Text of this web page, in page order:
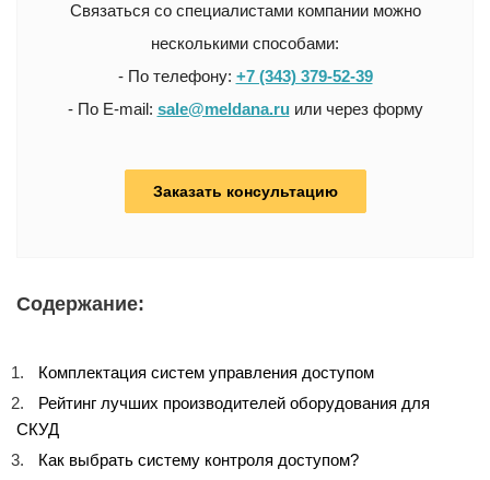
Связаться со специалистами компании можно
несколькими способами:
- По телефону: +7 (343) 379-52-39
- По E-mail: sale@meldana.ruили через форму
Заказать консультацию
Содержание:
Комплектация систем управления доступом
Рейтинг лучших производителей оборудования для
СКУД
Как выбрать систему контроля доступом?